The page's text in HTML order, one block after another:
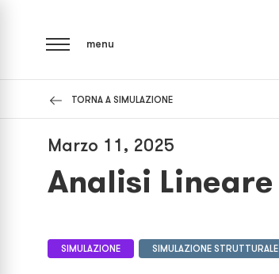
menu
TORNA A SIMULAZIONE
Marzo 11, 2025
Analisi Lineare
SIMULAZIONE SIMULAZIONE STRUTTURALE